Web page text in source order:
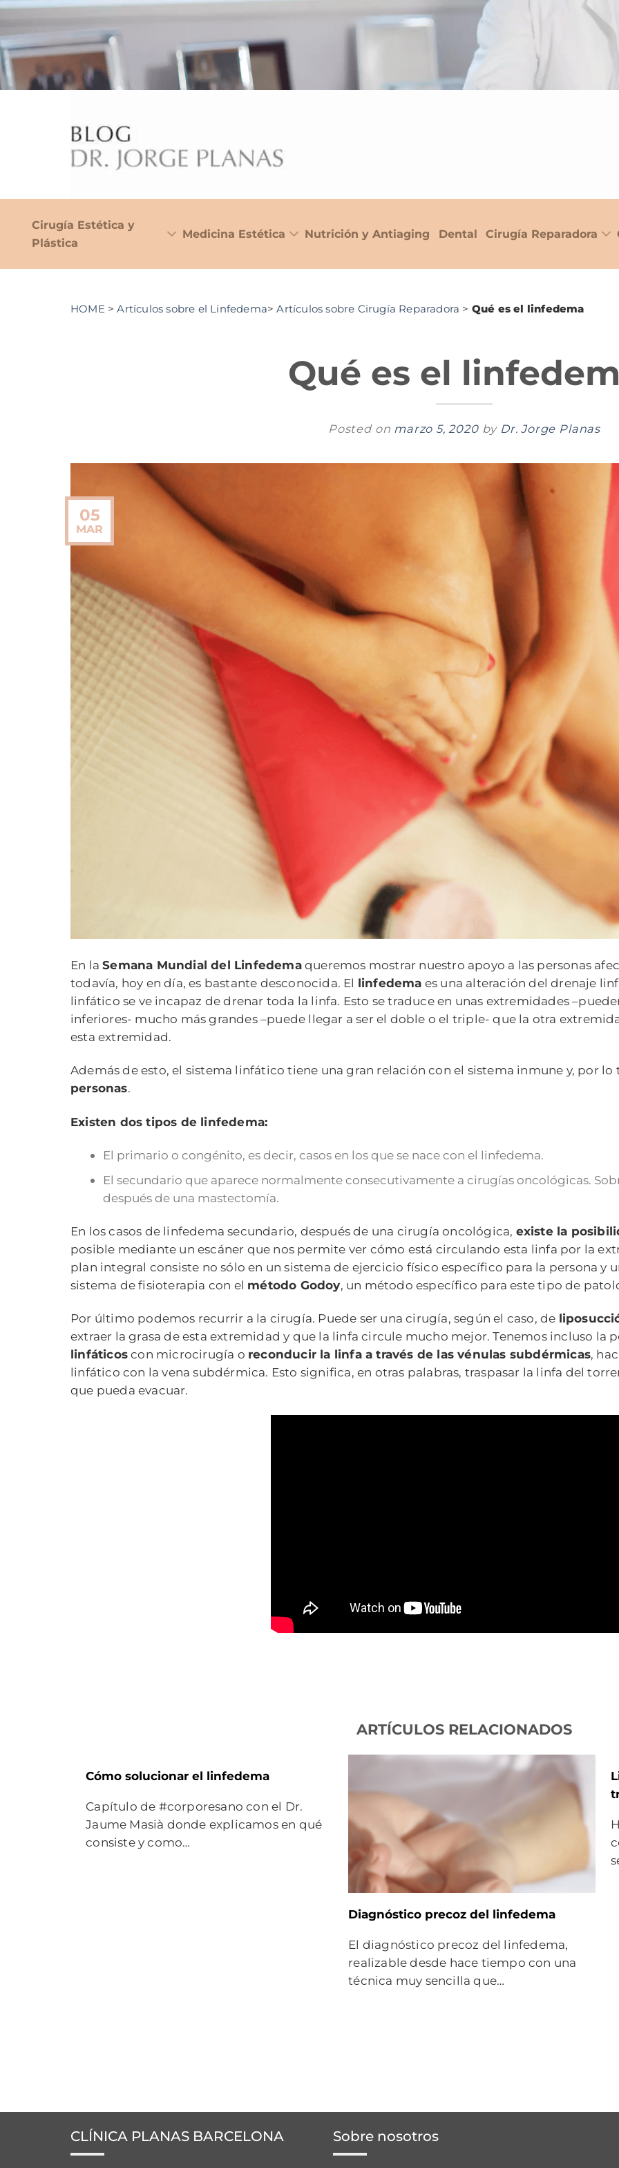
Cirugía Estética y
Plástica
Medicina Estética Nutrición y Antiaging Dental Cirugía Reparadora
HOME>Artículos sobre el Linfedema>Artículos sobre Cirugía Reparadora > Qué es el linfedema
Qué es el
Posted on marzo 5, 2020 by Dr. Jorge Planas
05
MAR
En laSemana Mundial del Linfedemaqueremos mostrar nuestro apoyo a las personas
todavía, hoy en día, es bastante desconocida. El linfedema es una alteración del drenaje
linfático se ve incapaz de drenar toda la linfa. Esto se traduce en unas extremidades
inferiores- mucho más grandes –puede llegar a ser el doble o el triple- que la otra
esta extremidad.
Además de esto, el sistema linfático tiene una gran relación con el sistema inmune y, por
personas.
Existen dos tipos de linfedema:
El primario o congénito, es decir, casos en los que se nace con el linfedema.
El secundario que aparece normalmente consecutivamente a cirugías oncológicas.
después de una mastectomía.
En los casos de linfedema secundario, después de una cirugía oncológica, existe la
posible mediante un escáner que nos permite ver cómo está circulando esta linfa por la
plan integral consiste no sólo en un sistema de ejercicio físico específico para la persona y
sistema de fisioterapia con el método Godoy, un método específico para este tipo de
Por último podemos recurrir a la cirugía. Puede ser una cirugía, según el caso, de
extraer la grasa de esta extremidad y que la linfa circule mucho mejor. Tenemos incluso la
linfáticoscon microcirugía o reconducir la linfa a través de las vénulas subdérmicas,
linfático con la vena subdérmica. Esto significa, en otras palabras, traspasar la linfa del
que pueda evacuar.
ARTÍCULOS RELACIONADOS
Cómo solucionar el linfedema
Capítulo de #corporesano con el Dr.
Jaume Masià donde explicamos en qué
consiste y como…
Diagnóstico precoz del linfedema
El diagnóstico precoz del linfedema,
realizable desde hace tiempo con una
técnica muy sencilla que…
CLÍNICA PLANAS BARCELONA Sobre nosotros